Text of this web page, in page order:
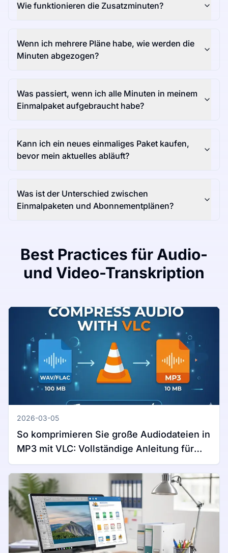
Wie funktionieren die Zusatzminuten?
Wenn ich mehrere Pläne habe, wie werden die
Minuten abgezogen?
Was passiert, wenn ich alle Minuten in meinem
Einmalpaket aufgebraucht habe?
Kann ich ein neues einmaliges Paket kaufen,
bevor mein aktuelles abläuft?
Was ist der Unterschied zwischen
Einmalpaketen und Abonnementplänen?
Best Practices für Audio-
und Video-Transkription
2026-03-05
So komprimieren Sie große Audiodateien in
MP3 mit VLC: Vollständige Anleitung für
Windows und Mac